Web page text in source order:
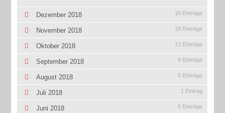
Dezember 2018 16 Einträge
November 2018 18 Einträge
Oktober 2018 13 Einträge
September 2018 9 Einträge
August 2018 5 Einträge
Juli 2018 1 Eintrag
Juni 2018 6 Einträge